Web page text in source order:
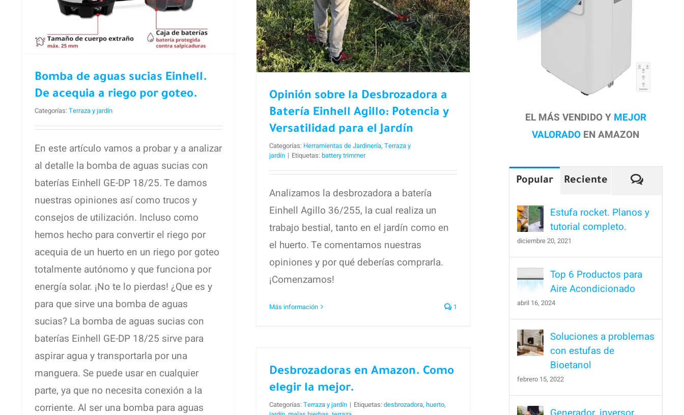
Bomba de aguas sucias Einhell.
De acequia a riego por goteo.
Categorías:Terraza y jardín
En este artículo vamos a probar y a analizar
al detalle la bomba de aguas sucias con
baterías Einhell GE-DP 18/25. Te damos
nuestras opiniones así como trucos y
consejos de utilización. Incluso como
hemos hecho para convertir el riego por
acequia de un huerto en un riego por goteo
totalmente autónomo y que funciona por
energía solar. ¡No te lo pierdas! ¿Que es y
para que sirve una bomba de aguas
sucias? La bomba de aguas sucias con
baterías Einhell GE-DP 18/25 sirve para
aspirar agua y transportarla por una
manguera. Se puede usar en cualquier
parte, ya que no necesita conexión a la
corriente. Al ser una bomba para aguas
Versatilidad para el Jardín
Opinión sobre la Desbrozadora a
Batería Einhell Agillo: Potencia y
Versatilidad para el Jardín
Categorías: Herramientas de Jardinería, Terraza y
jardín | Etiquetas:battery trimmer
Analizamos la desbrozadora a batería
Einhell Agillo 36/255, la cual realiza un
trabajo bestial, tanto en el jardín como en
el huerto. Te comentamos nuestras
opiniones y por qué deberías comprarla.
¡Comenzamos!
Más información 1
Como elegir la mejor.
Desbrozadoras en Amazon. Como
elegir la mejor.
Categorías:Terraza y jardín | Etiquetas:desbrozadora, huerto,
EL MÁS VENDIDO Y MEJOR
VALORADO EN AMAZON
Popular Reciente
Estufa rocket. Planos y
tutorial completo.
diciembre 20, 2021
Top 6 Productos para
Aire Acondicionado
abril 16, 2024
Soluciones a problemas
con estufas de
Bioetanol
febrero 15, 2022